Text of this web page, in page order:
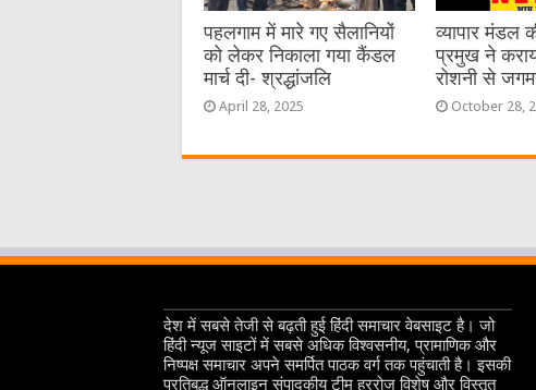
पहलगाम में मारे गए सैलानियों
को लेकर निकाला गया कैंडल
मार्च दी- श्रद्धांजलि
April 28, 2025
व्यापार मंडल
प्रमुख ने
रोशनी से
October 28,
देश में सबसे तेजी से बढ़ती हुई हिंदी समाचार वेबसाइट है। जो
हिंदी न्यूज साइटों में सबसे अधिक विश्वसनीय, प्रामाणिक और
निष्पक्ष समाचार अपने समर्पित पाठक वर्ग तक पहुंचाती है। इसकी
प्रतिबद्ध ऑनलाइन संपादकीय टीम हररोज विशेष और विस्तृत